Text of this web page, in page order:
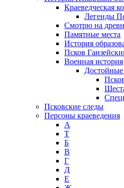
Краеведческая
Легенды
Смотрю на
Памятные места
История
Псков
Военная история
Псковские следы
Персоны краеведения
А
T
Б
В
Г
Д
Е